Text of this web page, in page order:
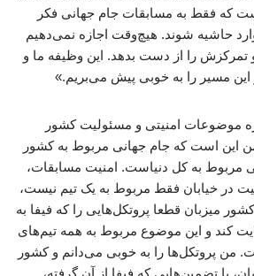
که فقط به مسابقات جام جهانی فکر
حاشیه شوند. هیچ‌وقت اجازه نمی‌دهیم
تمرکزش را از دست بدهد. این وظیفه ما و
مسیر را به خوبی پیش می‌بریم.»
موضوعات امنیتی و مسئولیت کشور
این است که جام جهانی مربوط به کشور
مربوط به کل دنیاست. امنیت مسابقات،
در خیابان فقط مربوط به یک تیم نیست،
است. کشور میزبان قطعا پروتکل‌هایی را که فیفا به
کند و این موضوع مربوط به همه تیم‌های
من پروتکل‌ها را به خوبی می‌دانم و کشور
با تضمین‌هایی که فیفا از آن گرفته،